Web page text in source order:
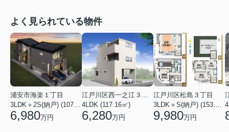
よく見られている物件
浦安市海楽１丁目
6,980万円
4LDK (117.16㎡)
6,280万円
江戸川区松島３丁目
9,980万円